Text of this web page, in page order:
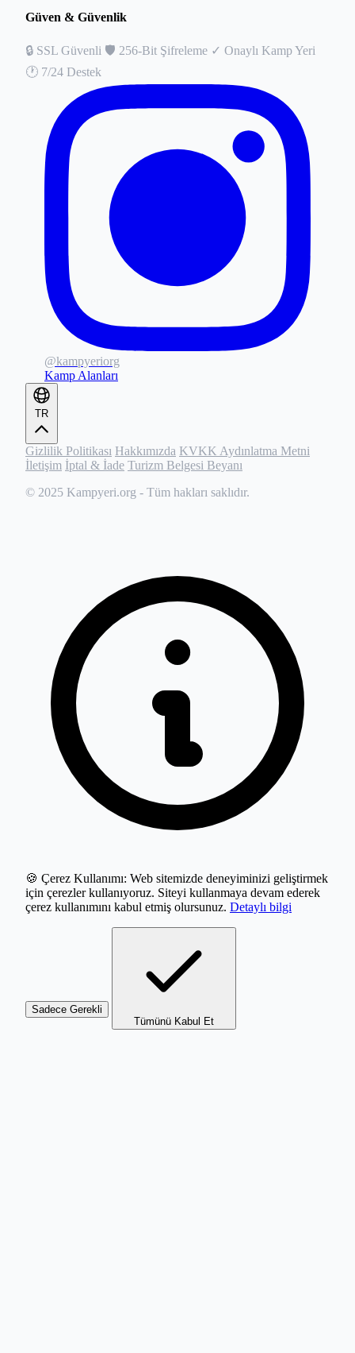
Güven & Güvenlik
🔒 SSL Güvenli 🛡️ 256-Bit Şifreleme ✓ Onaylı Kamp Yeri
🕐 7/24 Destek
@kampyeriorg
Kamp Alanları
TR
Gizlilik Politikası Hakkımızda KVKK Aydınlatma Metni
İletişim İptal & İade Turizm Belgesi Beyanı
© 2025 Kampyeri.org - Tüm hakları saklıdır.
🍪 Çerez Kullanımı: Web sitemizde deneyiminizi geliştirmek
için çerezler kullanıyoruz. Siteyi kullanmaya devam ederek
çerez kullanımını kabul etmiş olursunuz. Detaylı bilgi
Sadece Gerekli
Tümünü Kabul Et